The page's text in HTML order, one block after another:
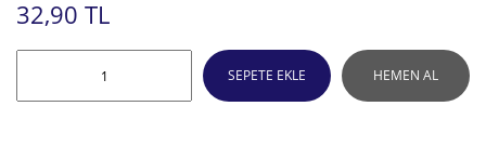
32,90 TL
SEPETE EKLE HEMEN AL